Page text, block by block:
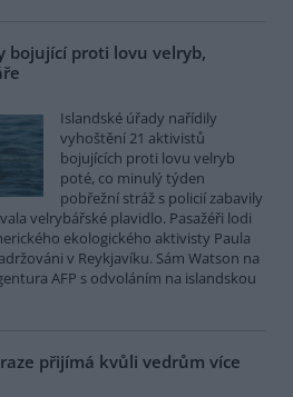
bojující proti lovu velryb,
Islandské úřady nařídily
vyhoštění 21 aktivistů
bojujících proti lovu velryb
poté, co minulý týden
pobřežní stráž s policií zabavily
velrybářské plavidlo. Pasažéři lodi
ekologického aktivisty Paula
v Reykjavíku. Sám Watson na
AFP s odvoláním na islandskou
přijímá kvůli vedrům více